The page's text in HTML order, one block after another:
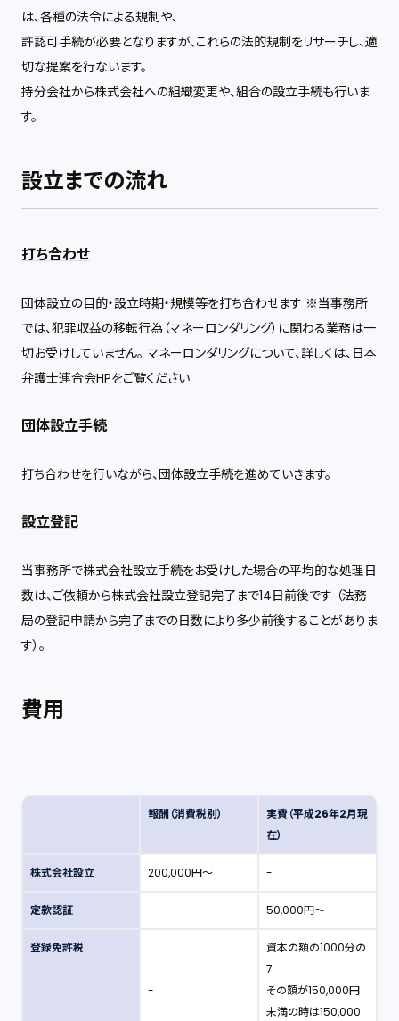
は、各種の法令による規制や、
許認可手続が必要となりますが、これらの法的規制をリサーチし、適
切な提案を行ないます。
持分会社から株式会社への組織変更や、組合の設立手続も行いま
す。
設立までの流れ
打ち合わせ
団体設立の目的・設立時期・規模等を打ち合わせます ※当事務所
では、犯罪収益の移転行為（マネーロンダリング）に関わる業務は一
切お受けしていません。 マネーロンダリングについて、詳しくは、日本
弁護士連合会HPをご覧ください
団体設立手続
打ち合わせを行いながら、団体設立手続を進めていきます。
設立登記
当事務所で株式会社設立手続をお受けした場合の平均的な処理日
数は、ご依頼から株式会社設立登記完了まで14日前後です （法務
局の登記申請から完了までの日数により多少前後することがありま
す）。
費用
報酬（消費税別）
実費（平成26年2月現
在）
株式会社設立 200,000円～ -
定款認証 - 50,000円～
登録免許税
-
資本の額の1000分の
7
その額が150,000円
未満の時は150,000